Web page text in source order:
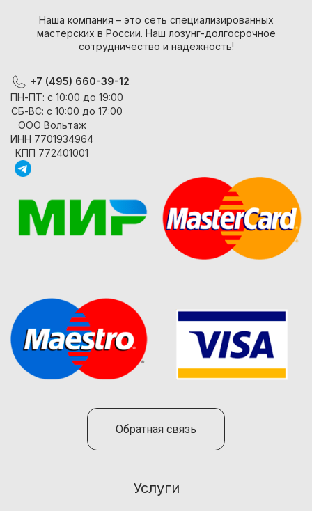
Наша компания – это сеть специализированных
мастерских в России. Наш лозунг-долгосрочное
сотрудничество и надежность!
+7 (495) 660-39-12
ПН-ПТ: с 10:00 до 19:00
СБ-ВС: с 10:00 до 17:00
ООО Вольтаж
ИНН 7701934964
КПП 772401001
Обратная связь
Услуги